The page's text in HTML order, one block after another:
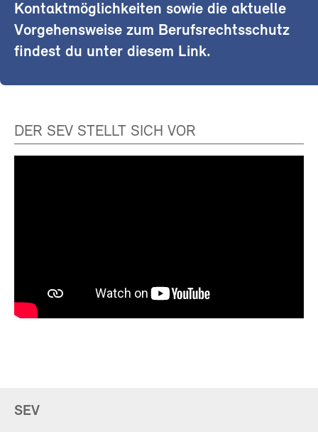
Kontaktmöglichkeiten sowie die aktuelle
Vorgehensweise zum Berufsrechtsschutz
findest du unter diesem Link.
DER SEV STELLT SICH VOR
SEV